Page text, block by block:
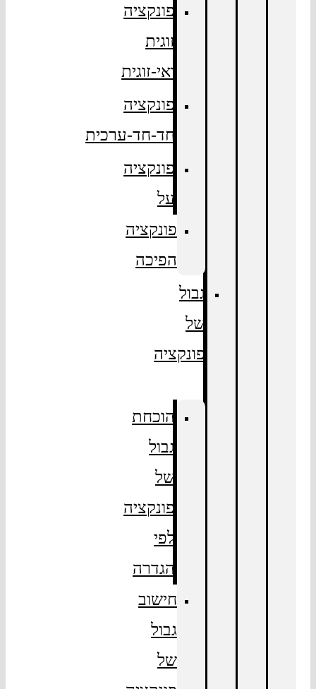
פונקציה
ואי-זוגית
פונקציה
חד-חד-ערכית
פונקציה
פונקציה
הפיכה
גבול
פונקציה
הוכחת
פונקציה
הגדרה
חישוב